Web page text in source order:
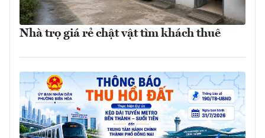
Nhà trọ giá rẻ chật vật tìm khách thuê